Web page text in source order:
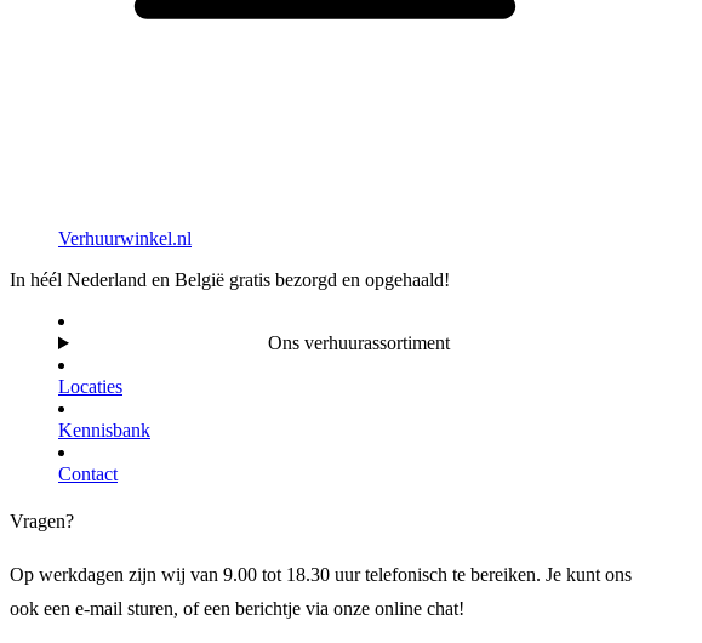
Verhuurwinkel.nl
In héél Nederland en België gratis bezorgd en opgehaald!
Ons verhuurassortiment
Locaties
Kennisbank
Contact
Vragen?
Op werkdagen zijn wij van 9.00 tot 18.30 uur telefonisch te bereiken. Je kunt ons
ook een e-mail sturen, of een berichtje via onze online chat!